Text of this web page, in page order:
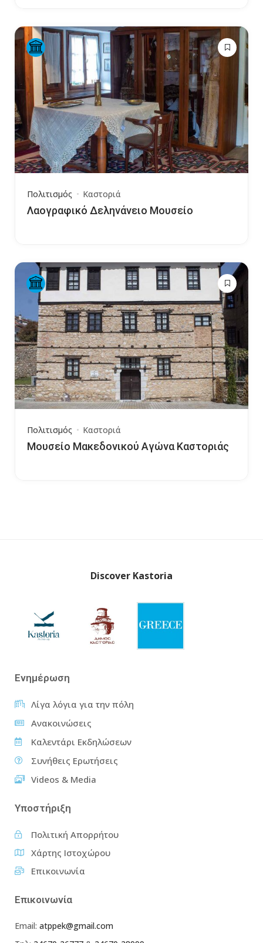
Πολιτισμός Καστοριά
Λαογραφικό Δεληνάνειο Μουσείο
Πολιτισμός Καστοριά
Μουσείο Μακεδονικού Αγώνα Καστοριάς
Discover Kastoria
Ενημέρωση
Λίγα λόγια για την πόλη
Ανακοινώσεις
Καλεντάρι Εκδηλώσεων
Συνήθεις Ερωτήσεις
Videos & Media
Υποστήριξη
Πολιτική Απορρήτου
Χάρτης Ιστοχώρου
Επικοινωνία
Επικοινωνία
Email: atppek@gmail.com